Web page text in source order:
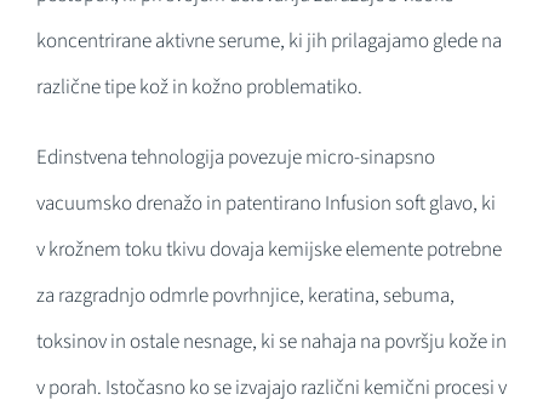
koncentrirane aktivne serume, ki jih prilagajamo glede na
različne tipe kož in kožno problematiko.
Edinstvena tehnologija povezuje micro-sinapsno
vacuumsko drenažo in patentirano Infusion soft glavo, ki
v krožnem toku tkivu dovaja kemijske elemente potrebne
za razgradnjo odmrle povrhnjice, keratina, sebuma,
toksinov in ostale nesnage, ki se nahaja na površju kože in
v porah. Istočasno ko se izvajajo različni kemični procesi v